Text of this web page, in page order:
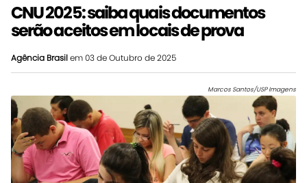
CNU 2025: saiba quais documentos
serão aceitos em locais de prova
Agência Brasilem 03 de Outubro de 2025
Marcos Santos/USP Imagens